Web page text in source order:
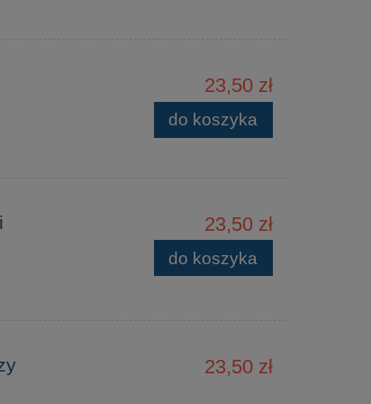
23,50 zł
do koszyka
23,50 zł
do koszyka
23,50 zł